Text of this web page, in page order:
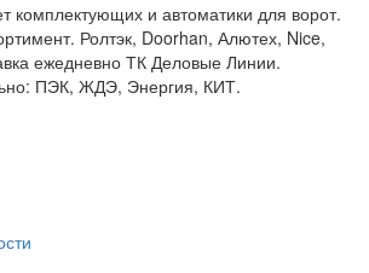
комплектующих и автоматики для ворот.
Ролтэк, Doorhan, Алютех, Nice,
ежедневно ТК Деловые Линии.
ПЭК, ЖДЭ, Энергия, КИТ.